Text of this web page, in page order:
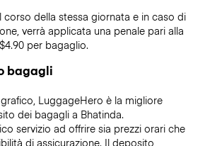
corso della stessa giornata e in caso di
verrà applicata una penale pari alla
per bagaglio.
bagagli
LuggageHero è la migliore
dei bagagli a Bhatinda.
servizio ad offrire sia prezzi orari che
di assicurazione. Il deposito